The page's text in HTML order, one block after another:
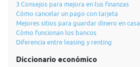
3 Consejos para mejora en tus finanzas
Cómo cancelar un pago con tarjeta
Mejores sitios para guardar dinero en casa
Cómo funcionan los bancos
Diferencia entre leasing y renting
Diccionario económico